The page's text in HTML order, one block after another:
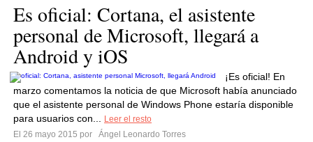
Es oficial: Cortana, el asistente
personal de Microsoft, llegará a
Android y iOS
¡Es oficial! En
marzo comentamos la noticia de que Microsoft había anunciado
que el asistente personal de Windows Phone estaría disponible
para usuarios con...
Leer el resto
El 26 mayo 2015 por
Ángel Leonardo Torres